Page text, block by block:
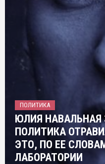
ПОЛИТИКА
ЮЛИЯ НАВАЛЬНАЯ
ПОЛИТИКА
ЭТО, ПО ЕЕ
ЛАБОРАТОРИИ